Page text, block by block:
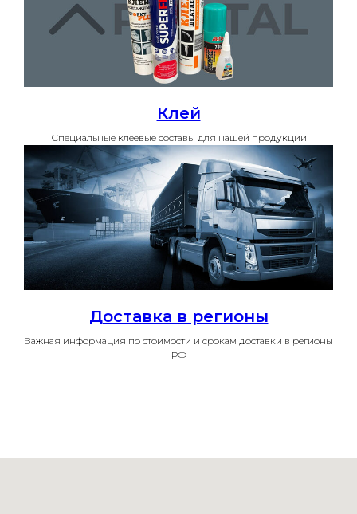
Клей
Специальные клеевые составы для нашей продукции
Доставка в регионы
Важная информация по стоимости и срокам доставки в регионы
РФ